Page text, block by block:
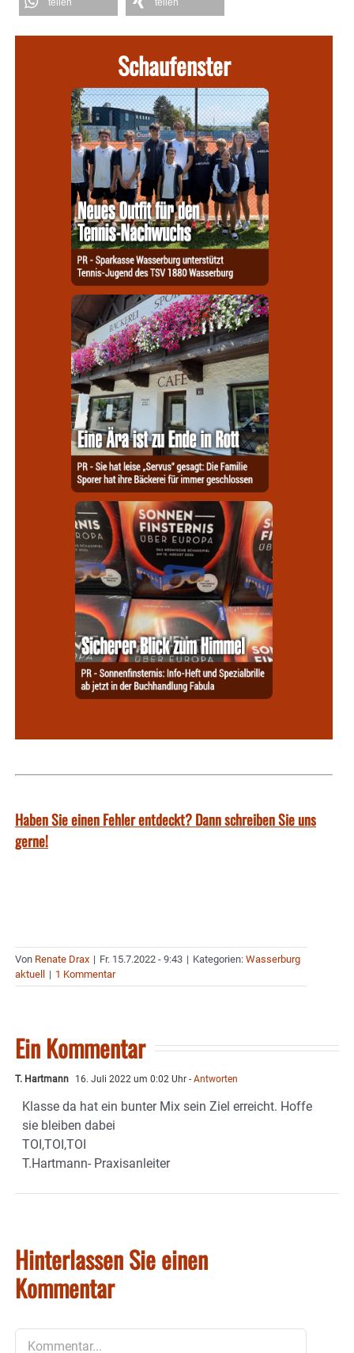
teilen teilen
Schaufenster
Haben Sie einen Fehler entdeckt? Dann schreiben Sie uns
gerne!
Von Renate Drax | Fr. 15.7.2022 - 9:43 | Kategorien: Wasserburg
aktuell | 1 Kommentar
Ein Kommentar
T. Hartmann 16. Juli 2022 um 0:02 Uhr - Antworten
Klasse da hat ein bunter Mix sein Ziel erreicht. Hoffe
sie bleiben dabei
TOI,TOI,TOI
T.Hartmann- Praxisanleiter
Hinterlassen Sie einen
Kommentar